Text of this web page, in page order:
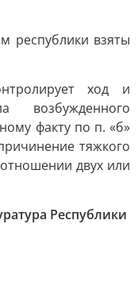
республики взяты
ход и
возбужденного
факту по п. «б»
тяжкого
двух или
Республики